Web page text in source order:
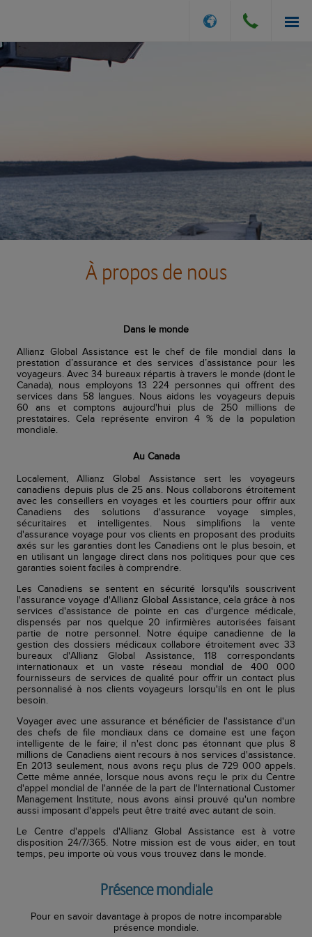
PRÉSENTER UNE DEMANDE
D'INDEMNISATION
À propos de nous
Dans le monde
Allianz Global Assistance est le chef de file mondial dans la
prestation d’assurance et des services d’assistance pour les
voyageurs. Avec 34 bureaux répartis à travers le monde (dont le
Canada), nous employons 13 224 personnes qui offrent des
services dans 58 langues. Nous aidons les voyageurs depuis
60 ans et comptons aujourd'hui plus de 250 millions de
prestataires. Cela représente environ 4 % de la population
mondiale.
Au Canada
Localement, Allianz Global Assistance sert les voyageurs
canadiens depuis plus de 25 ans. Nous collaborons étroitement
avec les conseillers en voyages et les courtiers pour offrir aux
Canadiens des solutions d'assurance voyage simples,
sécuritaires et intelligentes. Nous simplifions la vente
d'assurance voyage pour vos clients en proposant des produits
axés sur les garanties dont les Canadiens ont le plus besoin, et
en utilisant un langage direct dans nos politiques pour que ces
garanties soient faciles à comprendre.
Les Canadiens se sentent en sécurité lorsqu'ils souscrivent
l'assurance voyage d'Allianz Global Assistance, cela grâce à nos
services d'assistance de pointe en cas d'urgence médicale,
dispensés par nos quelque 20 infirmières autorisées faisant
partie de notre personnel. Notre équipe canadienne de la
gestion des dossiers médicaux collabore étroitement avec 33
bureaux d'Allianz Global Assistance, 118 correspondants
internationaux et un vaste réseau mondial de 400 000
fournisseurs de services de qualité pour offrir un contact plus
personnalisé à nos clients voyageurs lorsqu'ils en ont le plus
besoin.
Voyager avec une assurance et bénéficier de l'assistance d'un
des chefs de file mondiaux dans ce domaine est une façon
intelligente de le faire; il n'est donc pas étonnant que plus 8
millions de Canadiens aient recours à nos services d'assistance.
En 2013 seulement, nous avons reçu plus de 729 000 appels.
Cette même année, lorsque nous avons reçu le prix du Centre
d'appel mondial de l'année de la part de l'International Customer
Management Institute, nous avons ainsi prouvé qu'un nombre
aussi imposant d'appels peut être traité avec autant de soin.
Le Centre d'appels d'Allianz Global Assistance est à votre
disposition 24/7/365. Notre mission est de vous aider, en tout
temps, peu importe où vous vous trouvez dans le monde.
Présence mondiale
Pour en savoir davantage à propos de notre incomparable
présence mondiale.